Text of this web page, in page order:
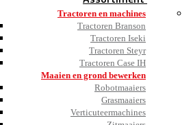
Tractoren en machines
Tractoren Branson
Tractoren Iseki
Tractoren Steyr
Tractoren Case IH
Maaien en grond bewerken
Robotmaaiers
Grasmaaiers
Verticuteermachines